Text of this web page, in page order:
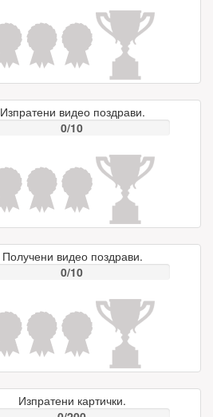
Изпратени видео поздрави.
0/10
Получени видео поздрави.
0/10
Изпратени картички.